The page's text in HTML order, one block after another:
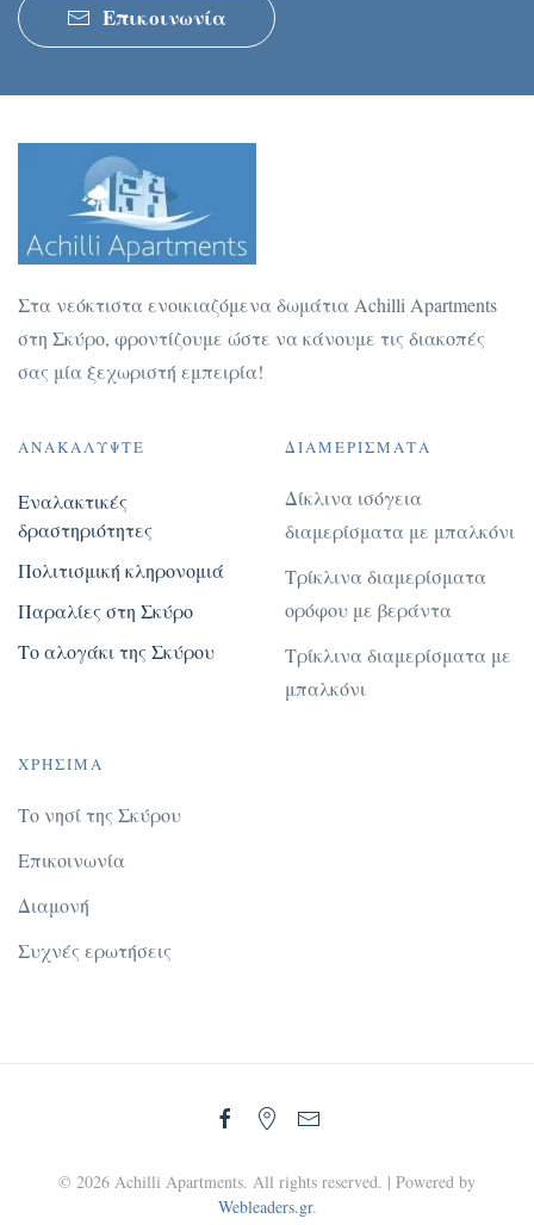
Επικοινωνία
Στα νεόκτιστα ενοικιαζόμενα δωμάτια Achilli Apartments
στη Σκύρο, φροντίζουμε ώστε να κάνουμε τις διακοπές
σας μία ξεχωριστή εμπειρία!
ΑΝΑΚΑΛΎΨΤΕ
Εναλακτικές
δραστηριότητες
Πολιτισμική κληρονομιά
Παραλίες στη Σκύρο
Το αλογάκι της Σκύρου
ΔΙΑΜΕΡΊΣΜΑΤΑ
Δίκλινα ισόγεια
διαμερίσματα με μπαλκόνι
Τρίκλινα διαμερίσματα
ορόφου με βεράντα
Τρίκλινα διαμερίσματα με
μπαλκόνι
ΧΡΉΣΙΜΑ
Το νησί της Σκύρου
Επικοινωνία
Διαμονή
Συχνές ερωτήσεις
© 2026 Achilli Apartments. All rights reserved. | Powered by
Webleaders.gr.